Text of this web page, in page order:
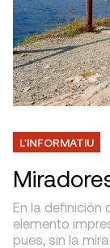
L'INFORMATIU
En la definición
elemento
pues, sin la